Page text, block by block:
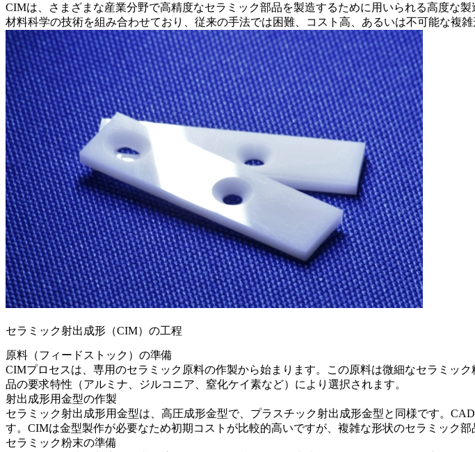
CIMは、さまざまな産業分野で高精度なセラミック部品を製造するために用いられる高度な製
材料科学の技術を組み合わせており、従来の手法では困難、コスト高、あるいは不可能な複雑
セラミック射出成形（CIM）の工程
原料（フィードストック）の準備
CIMプロセスは、専用のセラミック原料の作製から始まります。この原料は微細なセラミッ
品の要求特性（アルミナ、ジルコニア、窒化ケイ素など）により選択されます。
射出成形用金型の作製
セラミック射出成形用金型は、高圧成形金型で、 プラスチック射出成形金型と同様です。
す。CIMは金型製作が必要なため初期コストが比較的高いですが、複雑な形状のセラミック
セラミック粉末の準備